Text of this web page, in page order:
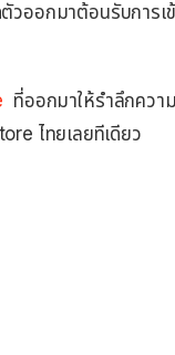
วออกมาต้อนรับการเ
ที่ออกมาให้รำลึกควา
ไทยเลยทีเดียว